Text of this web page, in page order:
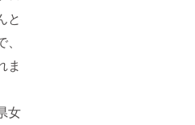
と
ま
女